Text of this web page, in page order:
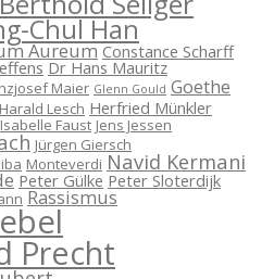
Chul Han
Aureum Constance Scharff
Dr Hans Mauritz
Maier Glenn Gould Goethe
Harald Lesch Herfried Münkler
Isabelle Faust Jens Jessen
Jürgen Giersch
Monteverdi Navid Kermani
Peter Gülke Peter Sloterdijk
Rassismus
Precht